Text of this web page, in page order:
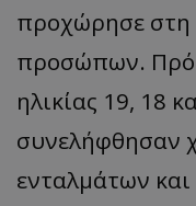
προχώρησε
προσώπων.
ηλικίας 19, 18
συνελήφθησαν
ενταλμάτων